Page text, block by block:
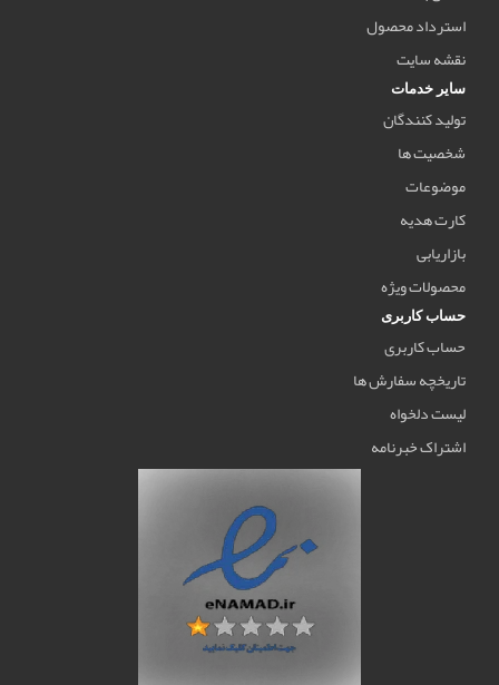
استرداد محصول
نقشه سایت
سایر خدمات
تولید کنندگان
شخصیت ها
موضوعات
کارت هدیه
بازاریابی
محصولات ویژه
حساب کاربری
حساب کاربری
تاریخچه سفارش ها
لیست دلخواه
اشتراک خبرنامه